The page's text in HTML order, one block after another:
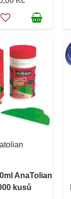
AnaTolian
kusů